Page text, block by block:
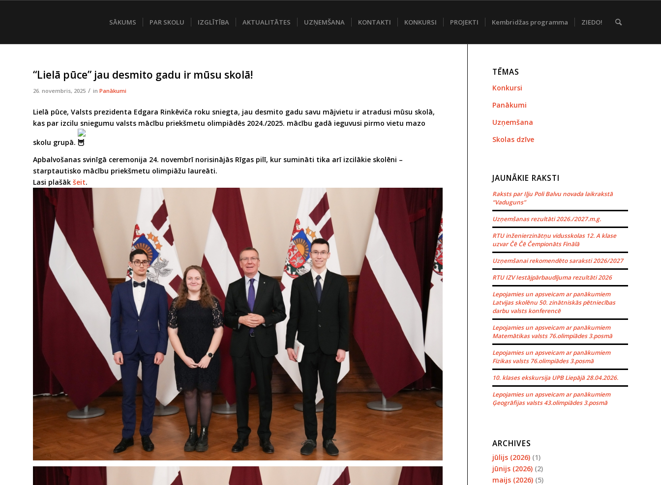
SĀKUMS PAR SKOLU IZGLĪTĪBA AKTUALITĀTES UZŅEMŠANA KONTAKTI KONKURSI PROJEKTI Kembridžas programma ZIEDO!
“Lielā pūce” jau desmito gadu ir mūsu skolā!
26. novembris, 2025 / in Panākumi
Lielā pūce, Valsts prezidenta Edgara Rinkēviča roku sniegta, jau desmito gadu savu mājvietu ir atradusi mūsu skolā,
kas par izcilu sniegumu valsts mācību priekšmetu olimpiādēs 2024./2025. mācību gadā ieguvusi pirmo vietu mazo
skolu grupā.
Apbalvošanas svinīgā ceremonija 24. novembrī norisinājās Rīgas pilī, kur sumināti tika arī izcilākie skolēni –
starptautisko mācību priekšmetu olimpiāžu laureāti.
Lasi plašāk šeit.
TĒMAS
Konkursi
Panākumi
Uzņemšana
Skolas dzīve
JAUNĀKIE RAKSTI
Raksts par Iļju Poli Balvu novada laikrakstā
“Vaduguns”
Uzņemšanas rezultāti 2026./2027.m.g.
RTU inženierzinātņu vidusskolas 12. A klase
uzvar Čē Čē Čempionāts Finālā
Uzņemšanai rekomendēto saraksti 2026/2027
RTU IZV Iestājpārbaudījuma rezultāti 2026
Lepojamies un apsveicam ar panākumiem
Latvijas skolēnu 50. zinātniskās pētniecības
darbu valsts konferencē
Lepojamies un apsveicam ar panākumiem
Matemātikas valsts 76.olimpiādes 3.posmā
Lepojamies un apsveicam ar panākumiem
Fizikas valsts 76.olimpiādes 3.posmā
10. klases ekskursija UPB Liepājā 28.04.2026.
Lepojamies un apsveicam ar panākumiem
Ģeogrāfijas valsts 43.olimpiādes 3.posmā
ARCHIVES
jūlijs (2026) (1)
jūnijs (2026) (2)
maijs (2026) (5)